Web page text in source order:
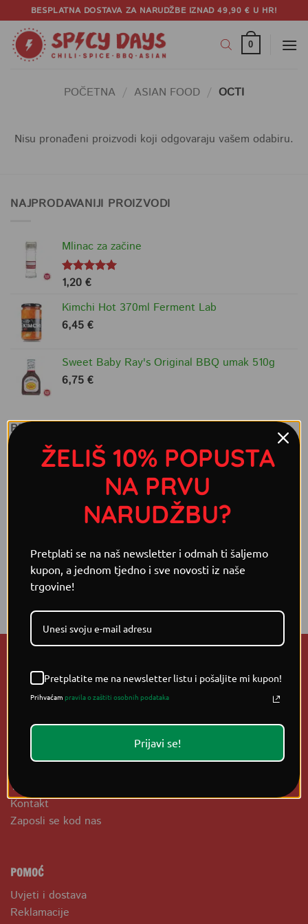
to
content
BESPLATNA DOSTAVA ZA NARUDŽBE IZNAD 49,90 € U HR!
0
POČETNA / ASIAN FOOD / OCTI
Nisu pronađeni proizvodi koji odgovaraju vašem odabiru.
NAJPRODAVANIJI PROIZVODI
Mlinac za začine
Ocjenjeno
1,20 €
Kimchi Hot 370ml Ferment Lab
6,45 €
Sweet Baby Ray's Original BBQ umak 510g
6,75 €
PROVJERI ŠTO JOŠ RADIMO!
OPĆE INFORMACIJE
O nama
Trgovina
Kontakt
Zaposli se kod nas
POMOĆ
Uvjeti i dostava
Reklamacije
ŽELIŠ 10% POPUSTA
NA PRVU
NARUDŽBU?
Pretplati se na naš newsletter i odmah ti šaljemo
kupon, a jednom tjedno i sve novosti iz naše
trgovine!
Pretplatite me na newsletter listu i pošaljite mi kupon!
Prihvaćam pravila o zaštiti osobnih podataka
Prijavi se!